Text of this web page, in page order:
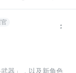
器」，以及新角色